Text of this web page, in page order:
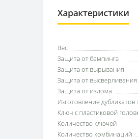
Характеристики
Вес
Защита от бампинга
Защита от вырывания
Защита от высверливания
Защита от излома
Изготовление
Ключ с пластиковой
Количество ключей
Количество комбинаций